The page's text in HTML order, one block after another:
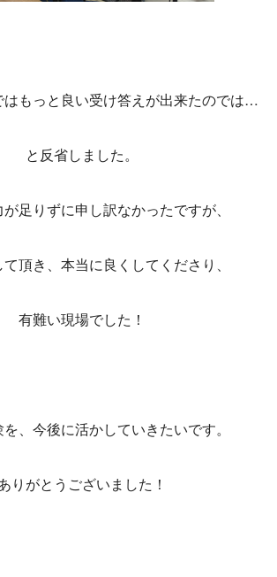
はもっと良い受け答えが出来たのでは…
と反省しました。
足りずに申し訳なかったですが、
頂き、本当に良くしてくださり、
有難い現場でした！
、今後に活かしていきたいです。
りがとうございました！